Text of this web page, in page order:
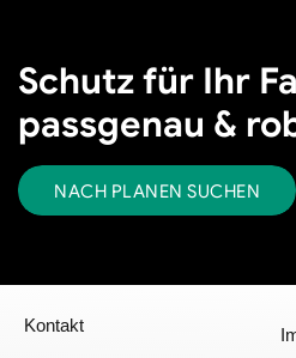
Schutz für Ihr
passgenau &
NACH PLANEN SUCHEN
Kontakt